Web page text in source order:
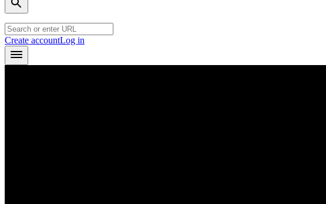
Create accountLog in